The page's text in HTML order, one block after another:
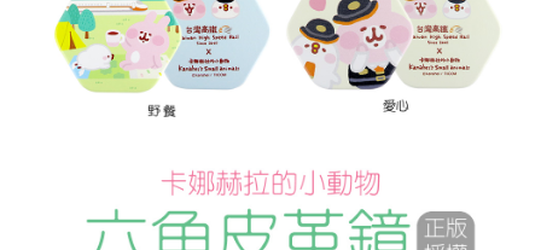
３．未成年的使用者請事先徵得法定代理人或監護人之同意方可使用
「AFTEE先享後付」，若未經同意申辦者引起之損失，本公司不負相關責
４．使用「AFTEE先享後付」時，將依據個別帳號之用戶狀況，依本公司即
時審查核予不同之上限額度；若仍有額度不足之情形，本公司將視審查結果
恩沛科技股份有限公司將有權停止該用戶之使用額度並採取法律行動。